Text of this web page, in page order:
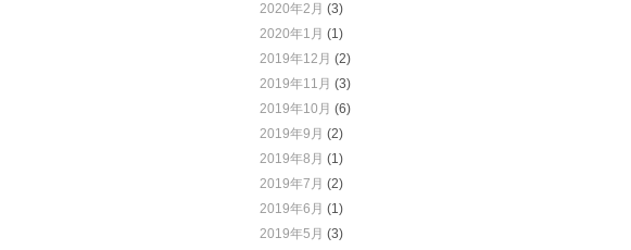
2020年2月 (3)
2020年1月 (1)
2019年12月 (2)
2019年11月 (3)
2019年10月 (6)
2019年9月 (2)
2019年8月 (1)
2019年7月 (2)
2019年6月 (1)
2019年5月 (3)